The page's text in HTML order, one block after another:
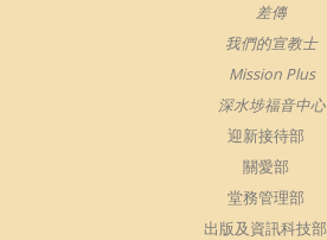
差傳
我們的宣教士
Mission Plus
深水埗福音中心
迎新接待部
關愛部
堂務管理部
出版及資訊科技部